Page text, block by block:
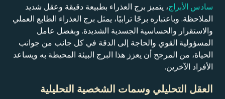
سادس الأبراج، يتميز برج العذراء بطبيعة دقيقة وعقل شديد
الملاحظة. وباعتباره برجًا ترابيًا، يمثل برج العذراء الطابع العملي
والاستقرار والحساسية الجسدية الشديدة. وبفضل عامل
المسؤولية القوي والحاجة إلى الدقة في كل جانب من جوانب
الحياة، من المرجح أن يعزز هذا البرج البيئة المحيطة به ويساعد
الأفراد الآخرين.
العقل التحليلي وسمات الشخصية التحليلية